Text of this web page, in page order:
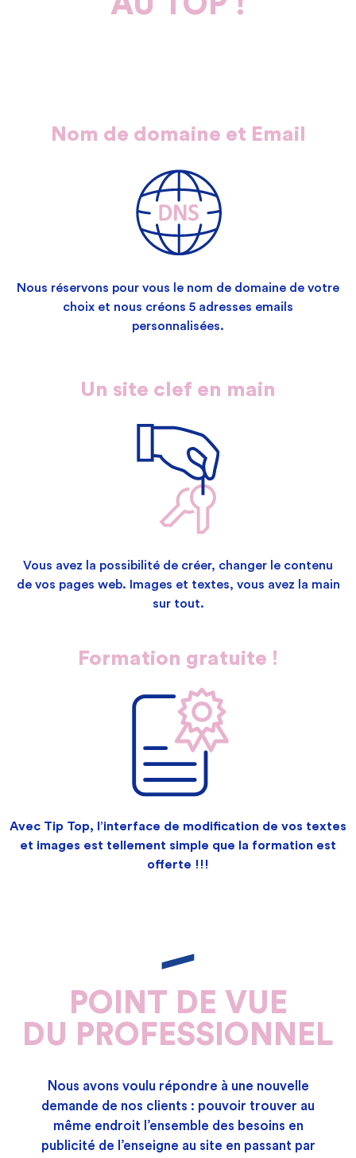
Nom de domaine et Email
Nous réservons pour vous le nom de domaine de votre
choix et nous créons 5 adresses emails
personnalisées.
Un site clef en main
Vous avez la possibilité de créer, changer le contenu
de vos pages web. Images et textes, vous avez la main
sur tout.
Formation gratuite !
Avec Tip Top, l’interface de modification de vos textes
et images est tellement simple que la formation est
offerte !!!
POINT DE VUE
DU PROFESSIONNEL
Nous avons voulu répondre à une nouvelle
demande de nos clients : pouvoir trouver au
même endroit l’ensemble des besoins en
publicité de l’enseigne au site en passant par